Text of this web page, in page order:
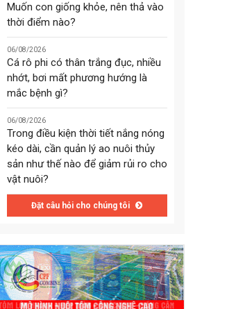
Muốn con giống khỏe, nên thả vào
thời điểm nào?
06/08/2026
Cá rô phi có thân trắng đục, nhiều
nhớt, bơi mất phương hướng là
mắc bệnh gì?
06/08/2026
Trong điều kiện thời tiết nắng nóng
kéo dài, cần quản lý ao nuôi thủy
sản như thế nào để giảm rủi ro cho
vật nuôi?
Đặt câu hỏi cho chúng tôi